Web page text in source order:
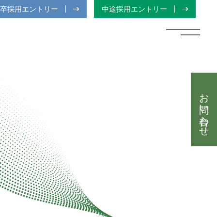
採用エントリー 中途採用エントリー
お問い合わせ